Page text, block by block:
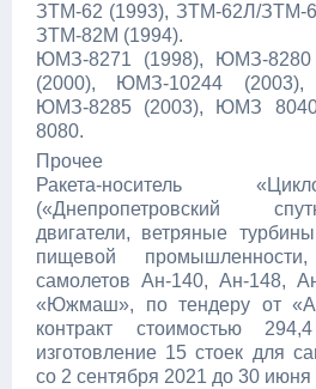
ЗТМ-62 (1993), ЗТМ-62Л/ЗТМ-
ЗТМ-82М (1994).
ЮМЗ-8271 (1998), ЮМЗ-
(2000), ЮМЗ-10244
ЮМЗ-8285 (2003), ЮМЗ
8080.
Прочее
Ракета-носитель
(«Днепропетровский
двигатели, ветряные
пищевой
самолетов Ан-140, Ан-148,
«Южмаш», по тендеру от
контракт стоимостью
изготовление 15 стоек для
со 2 сентября 2021 до 30 июня